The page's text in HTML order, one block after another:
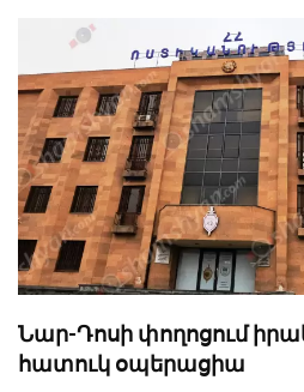
Նար-Դոսի փողոցում
հատուկ օպերացիա